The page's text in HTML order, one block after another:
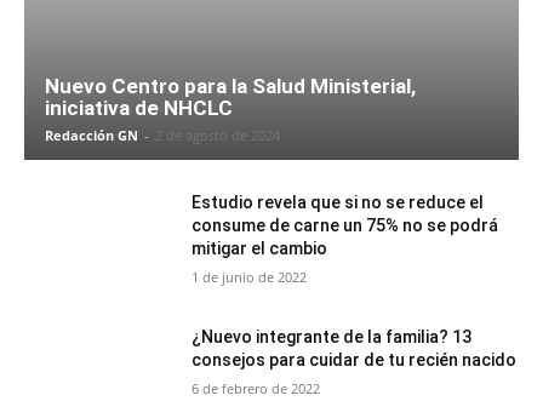
Nuevo Centro para la Salud Ministerial,
iniciativa de NHCLC
Redacción GN - 2 de agosto de 2024
Estudio revela que si no se reduce el
consume de carne un 75% no se podrá
mitigar el cambio
1 de junio de 2022
¿Nuevo integrante de la familia? 13
consejos para cuidar de tu recién nacido
6 de febrero de 2022